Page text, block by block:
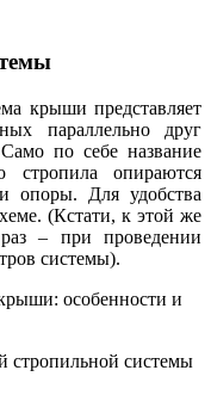
крыши представляет
параллельно друг
по себе название
опираются
опоры. Для удобства
(Кстати, к этой же
– при проведении
системы).
стропильной системы